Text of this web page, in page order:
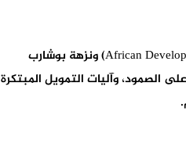
خلال الجلسة الثالثة، ناقش رحاب عبى(ESCA Ecole de Management) ، أنطونيو إنريكي دا سيلفا (INVEST-A)، بلقيس عثمان العشا (African Development Bank) ونزهة بوشارب
الصمود، وآليات التمويل المبتكرة